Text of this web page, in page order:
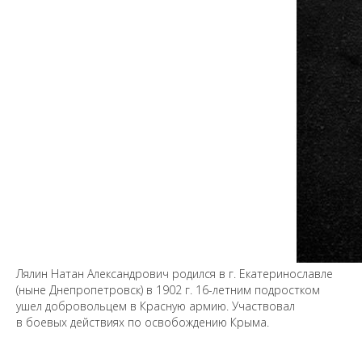
Лялин Натан Александрович родился в г. Екатеринославле
(ныне Днепропетровск) в 1902 г. 16-летним подростком
ушел добровольцем в Красную армию. Участвовал
в боевых действиях по освобождению Крыма.